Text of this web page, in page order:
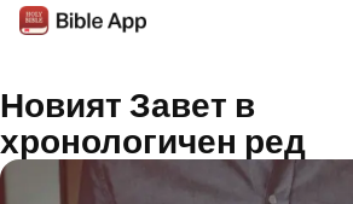
Новият Завет в
хронологичен ред